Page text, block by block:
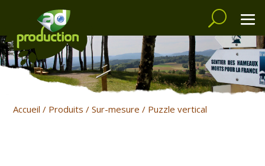
Accueil / Produits /Sur-mesure / Puzzle vertical